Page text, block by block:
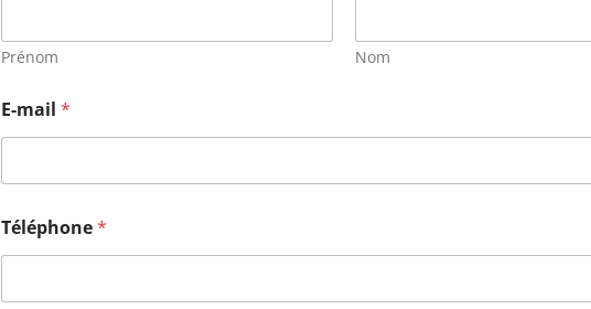
Prénom Nom
E-mail*
Téléphone*